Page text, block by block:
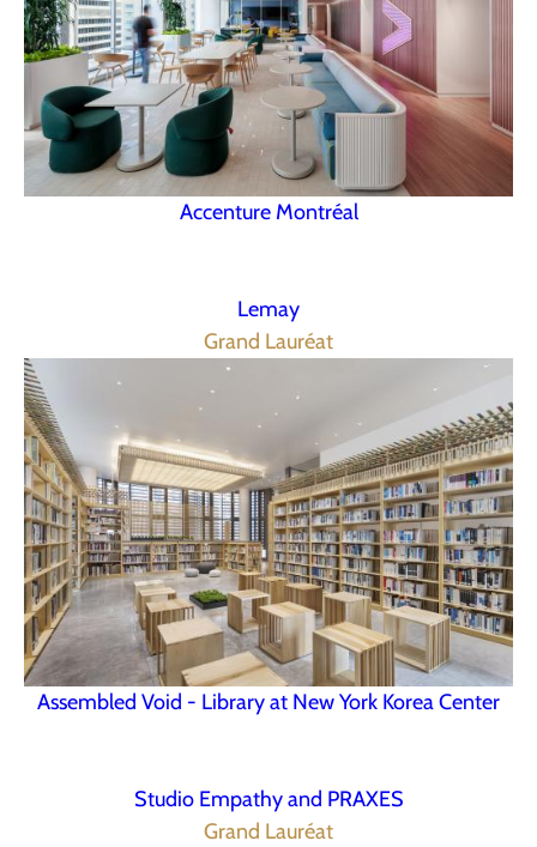
Accenture Montréal
Lemay
Grand Lauréat
Assembled Void - Library at New York Korea Center
Studio Empathy and PRAXES
Grand Lauréat